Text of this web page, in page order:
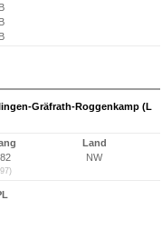
Gräfrath-Roggenkamp (L
Land
NW